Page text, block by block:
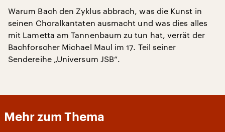
Warum Bach den Zyklus abbrach, was die Kunst in
seinen Choralkantaten ausmacht und was dies alles
mit Lametta am Tannenbaum zu tun hat, verrät der
Bachforscher Michael Maul im 17. Teil seiner
Sendereihe „Universum JSB“.
Mehr zum Thema